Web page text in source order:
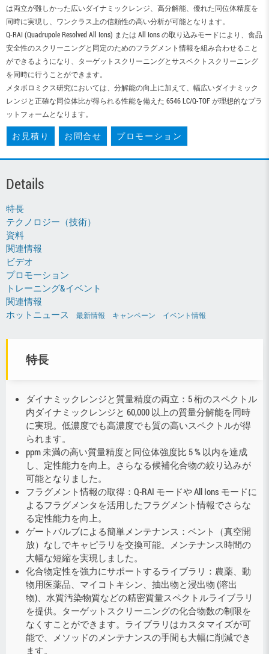
は両立が難しかった広いダイナミックレンジ、高分解能、優れた同位体精度を
同時に実現し、ワンクラス上の信頼性の高い分析が可能となります。
Q-RAI (Quadrupole Resolved All Ions) または All Ions の取り込みモードにより、食品
安全性のスクリーニングと同定のためのフラグメント情報を組み合わせること
ができるようになり、ターゲットスクリーニングとサスペクトスクリーニング
を同時に行うことができます。
メタボロミクス研究においては、分解能の向上に加えて、幅広いダイナミック
レンジと正確な同位体比が得られる性能を備えた 6546 LC/Q-TOF が理想的なプラ
ットフォームとなります。
お見積り お問合せ プロモーション
Details
特長
テクノロジー（技術）
資料
関連情報
ビデオ
プロモーション
トレーニング&イベント
関連情報
ホットニュース
最新情報 キャンペーン イベント情報
特長
ダイナミックレンジと質量精度の両立：5 桁のスペクトル
内ダイナミックレンジと 60,000 以上の質量分解能を同時
に実現。低濃度でも高濃度でも質の高いスペクトルが得
られます。
ppm 未満の高い質量精度と同位体強度比 5 % 以内を達成
し、定性能力を向上。さらなる候補化合物の絞り込みが
可能となりました。
フラグメント情報の取得：Q-RAI モードや All Ions モードに
よるフラグメンタを活用したフラグメント情報でさらな
る定性能力を向上。
ゲートバルブによる簡単メンテナンス：ベント（真空開
放）なしでキャピラリを交換可能。メンテナンス時間の
大幅な短縮を実現しました。
化合物定性を強力にサポートするライブラリ：農薬、動
物用医薬品、マイコトキシン、抽出物と浸出物 (溶出
物)、水質汚染物質などの精密質量スペクトルライブラリ
を提供。ターゲットスクリーニングの化合物数の制限を
なくすことができます。ライブラリはカスタマイズが可
能で、メソッドのメンテナンスの手間も大幅に削減でき
ます。